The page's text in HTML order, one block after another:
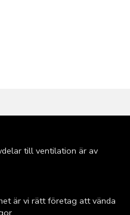
till ventilation är av
är vi rätt företag att vända